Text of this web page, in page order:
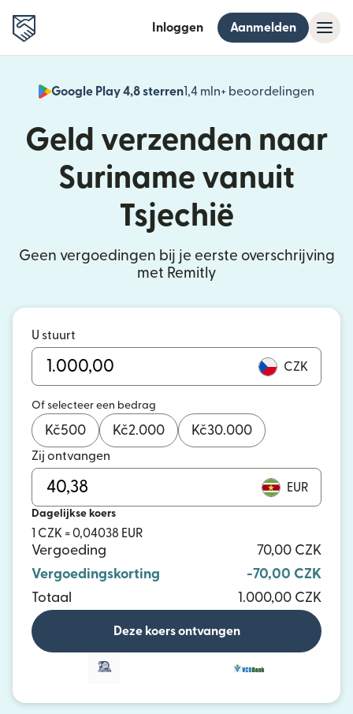
Inloggen Aanmelden
Google Play 4,8 sterren1,4 mln+ beoordelingen
Geld verzenden naar
Suriname vanuit
Tsjechië
Geen vergoedingen bij je eerste overschrijving
met Remitly
U stuurt
CZK
Of selecteer een bedrag
Kč500 Kč2.000 Kč30.000
Zij ontvangen
EUR
Dagelijkse koers
1 CZK = 0,04038 EUR
Vergoeding
70,00 CZK
Vergoedingskorting
-70,00 CZK
Totaal
1.000,00 CZK
Deze koers ontvangen